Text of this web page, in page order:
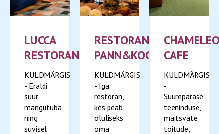
LUCCA
RESTORAN
KULDMÄRGIS
- Eraldi
suur
mängutuba
ning
suvisel
RESTORAN
PANN&KOOK
KULDMÄRGIS
- Iga
restoran,
kes peab
oluliseks
oma
CAFE
KULDMÄRGIS
-
Suurepärase
teeninduse,
maitsvate
toitude,